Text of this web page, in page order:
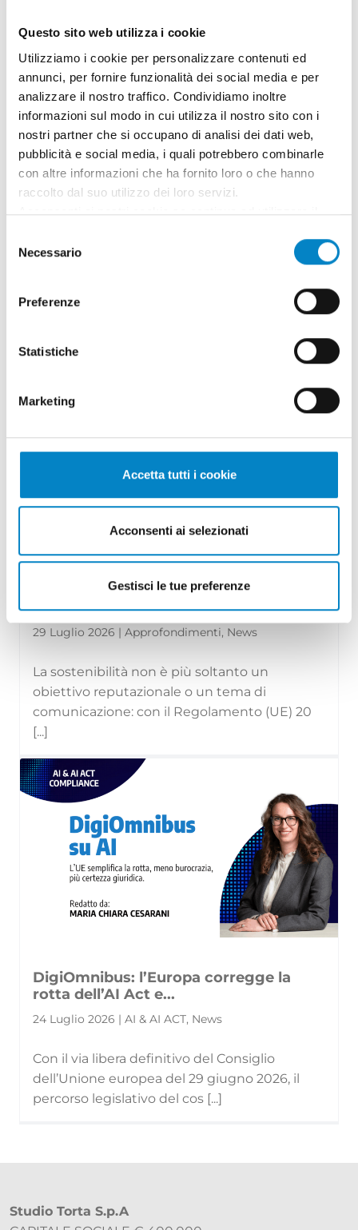
Questo sito web utilizza i cookie
Utilizziamo i cookie per personalizzare contenuti ed
annunci, per fornire funzionalità dei social media e per
analizzare il nostro traffico. Condividiamo inoltre
informazioni sul modo in cui utilizza il nostro sito con i
nostri partner che si occupano di analisi dei dati web,
pubblicità e social media, i quali potrebbero combinarle
con altre informazioni che ha fornito loro o che hanno
raccolto dal suo utilizzo dei loro servizi.
Acconsenti ai nostri cookie se continua ad utilizzare il
delNecessario
Preferenze
Statistiche
Marketing
Accetta tutti i cookie
Acconsenti ai selezionati
Gestisci le tue preferenze
Siamo orgogliosi di annunciare che Roberto
Mandatario Brevetti Europei. Un ricono [...]
Il Regolamento (UE) 2024/1781 e il
settore moda: divieto di distr...
29 Luglio 2026 | Approfondimenti, News
La sostenibilità non è più soltanto un
obiettivo reputazionale o un tema di
comunicazione: con il Regolamento (UE) 20
[...]
DigiOmnibus: l’Europa corregge la
rotta dell’AI Act e...
24 Luglio 2026 | AI & AI ACT, News
Con il via libera definitivo del Consiglio
dell’Unione europea del 29 giugno 2026, il
percorso legislativo del cos [...]
Studio Torta S.p.A